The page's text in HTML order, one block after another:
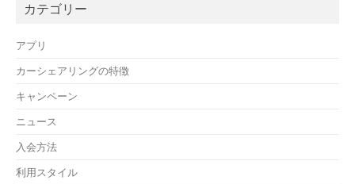
カテゴリー
アプリ
カーシェアリングの特徴
キャンペーン
ニュース
入会方法
利用スタイル